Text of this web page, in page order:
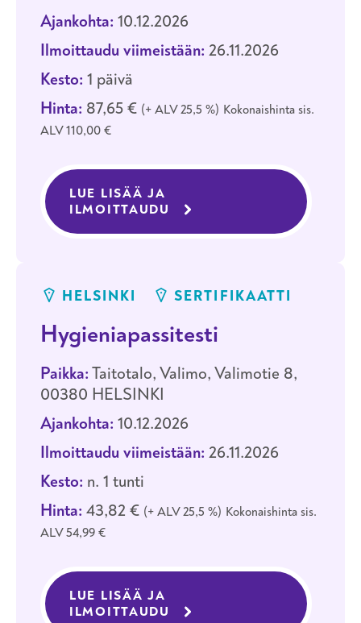
Ajankohta: 10.12.2026
Ilmoittaudu viimeistään: 26.11.2026
Kesto: 1 päivä
Hinta: 87,65 € + ALV 25,5 % Kokonaishinta sis.
ALV 110,00 €
LUE LISÄÄ JA
ILMOITTAUDU
KOULUTUKSEEN
HELSINKI SERTIFIKAATTI
Hygieniapassitesti
Paikka:Taitotalo, Valimo, Valimotie 8,
00380 HELSINKI
Ajankohta: 10.12.2026
Ilmoittaudu viimeistään: 26.11.2026
Kesto: n. 1 tunti
Hinta: 43,82 € + ALV 25,5 % Kokonaishinta sis.
ALV 54,99 €
LUE LISÄÄ JA
ILMOITTAUDU
KOULUTUKSEEN